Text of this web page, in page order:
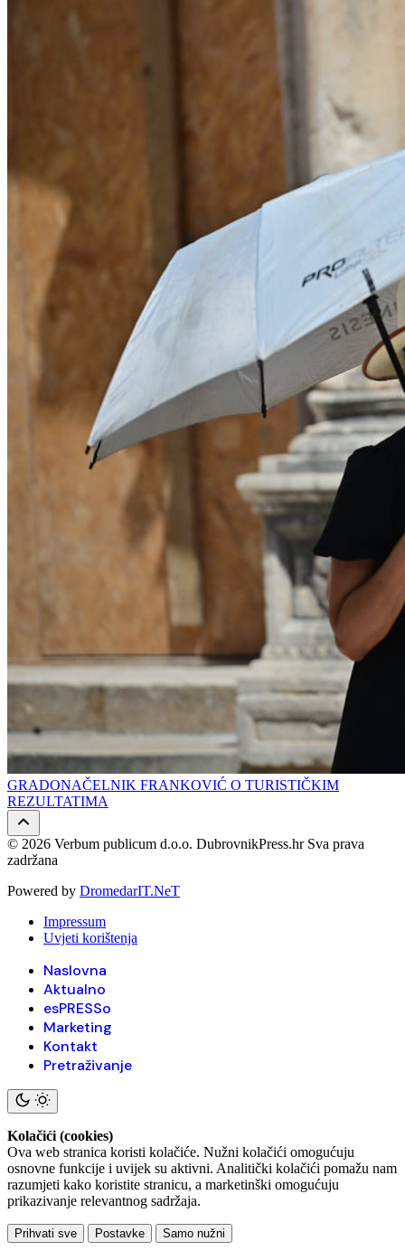
GRADONAČELNIK FRANKOVIĆ O TURISTIČKIM
REZULTATIMA
© 2026 Verbum publicum d.o.o. DubrovnikPress.hr Sva prava
zadržana
Powered by DromedarIT.NeT
Impressum
Uvjeti korištenja
Naslovna
Aktualno
esPRESSo
Marketing
Kontakt
Pretraživanje
Kolačići (cookies)
Ova web stranica koristi kolačiće. Nužni kolačići omogućuju
osnovne funkcije i uvijek su aktivni. Analitički kolačići pomažu nam
razumjeti kako koristite stranicu, a marketinški omogućuju
prikazivanje relevantnog sadržaja.
Prihvati sve Postavke Samo nužni